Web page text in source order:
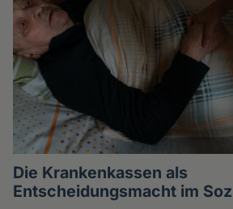
Die Krankenkassen als
Entscheidungsmacht im